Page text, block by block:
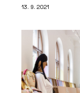
13. 9. 2021